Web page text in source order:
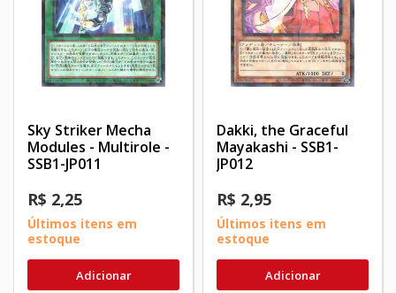
Sky Striker Mecha
Modules - Multirole -
SSB1-JP011
R$ 2,25
Últimos itens em
estoque
Adicionar
Dakki, the Graceful
Mayakashi - SSB1-
JP012
R$ 2,95
Últimos itens em
estoque
Adicionar